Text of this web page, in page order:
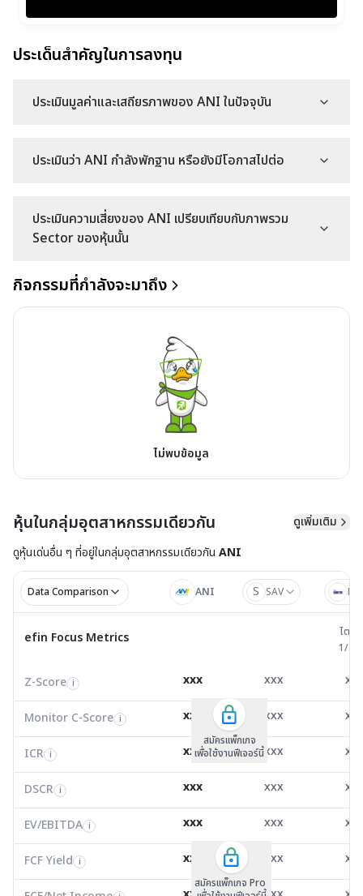
ประเด็นสำคัญในการลงทุน
ประเมินมูลค่าและเสถียรภาพของ ANI ในปัจจุบัน
ประเมินว่า ANI กำลังพักฐาน หรือยังมีโอกาสไปต่อ
ประเมินความเสี่ยงของ ANI เปรียบเทียบกับภาพรวม
Sector ของหุ้นนั้น
กิจกรรมที่กำลังจะมาถึง
ไม่พบข้อมูล
หุ้นในกลุ่มอุตสาหกรรมเดียวกัน
ดูเพิ่มเติม
ดูหุ้นเด่นอื่น ๆ ที่อยู่ในกลุ่มอุตสาหกรรมเดียวกัน ANI
Data Comparison ANI S SAV
efin Focus Metrics ไตรมาส
Z-Score i 3.27 7.38
Monitor C-Score
0.00 0.00
ICR i 18.77 62.63
DSCR
EV/EBITDA
5.63 9.34
FCF Yield i 0.00 8.82
FCF/Net Income
0.00 1.14
-0.39 -0.88
efin Focus Metrics
ไตรม
1/
Z-Score i
Monitor C-Score i
ICR i
DSCR i
สมัครแพ็คเกจ B
เพื่อใช้งานฟีเจอร์นี้
EV/EBITDA
FCF Yield i
FCF/Net Income
Net Debt/EBITDA
ROIC i
สมัครแพ็คเกจ B
เพื่อใช้งานฟีเจอร์นี้
Z-Score i xxx xxx
Monitor C-Score i xxx xxx
ICR i xxx xxx
DSCR i xxx xxx
สมัครแพ็กเกจ
เพื่อใช้งานฟีเจอร์นี้
EV/EBITDA i xxx xxx
FCF Yield i xxx xxx
สมัครแพ็กเกจ Pro